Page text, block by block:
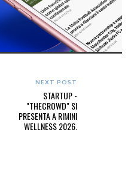
NEXT POST
STARTUP -
"THECROWD" SI
PRESENTA A RIMINI
WELLNESS 2026.